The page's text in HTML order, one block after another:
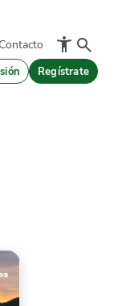
Contacto
Regístrate